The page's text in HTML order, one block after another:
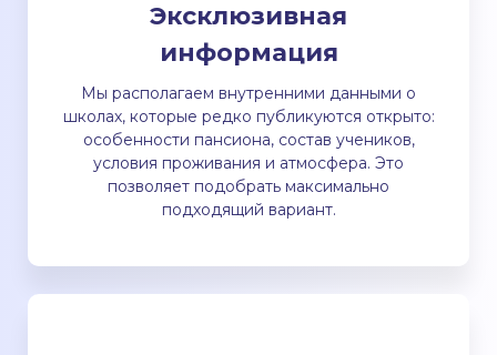
Эксклюзивная
информация
Мы располагаем внутренними данными о
школах, которые редко публикуются открыто:
особенности пансиона, состав учеников,
условия проживания и атмосфера. Это
позволяет подобрать максимально
подходящий вариант.